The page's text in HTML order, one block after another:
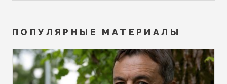
ПОПУЛЯРНЫЕ МАТЕРИАЛЫ